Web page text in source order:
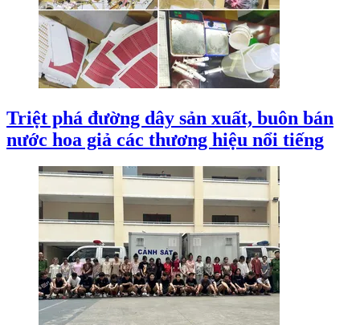
Triệt phá đường dây sản xuất, buôn bán
nước hoa giả các thương hiệu nổi tiếng